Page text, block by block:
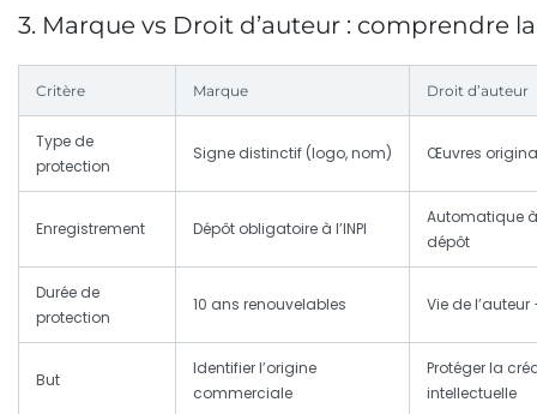
3. Marque vs Droit d’auteur : comprendre
Critère Marque Droit d’auteur
Type de
protection
Signe distinctif (logo, nom) Œuvres
Enregistrement Dépôt obligatoire à l’INPI
Automatique
dépôt
Durée de
protection
10 ans renouvelables Vie de
But
Identifier l’origine
commerciale
Protéger la
intellectuelle